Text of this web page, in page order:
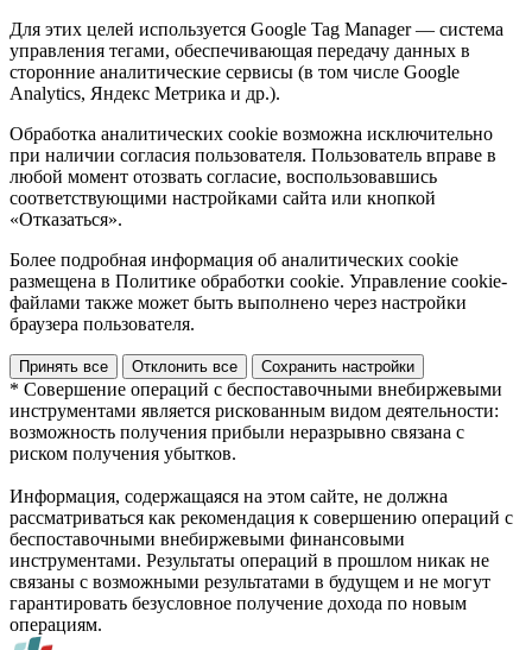
Для этих целей используется Google Tag Manager — система
управления тегами, обеспечивающая передачу данных в
сторонние аналитические сервисы (в том числе Google
Analytics, Яндекс Метрика и др.).
Обработка аналитических cookie возможна исключительно
при наличии согласия пользователя. Пользователь вправе в
любой момент отозвать согласие, воспользовавшись
соответствующими настройками сайта или кнопкой
«Отказаться».
Более подробная информация об аналитических cookie
размещена в Политике обработки cookie. Управление cookie-
файлами также может быть выполнено через настройки
браузера пользователя.
Принять все Отклонить все Сохранить настройки
* Совершение операций с беспоставочными внебиржевыми
инструментами является рискованным видом деятельности:
возможность получения прибыли неразрывно связана с
риском получения убытков.
Информация, содержащаяся на этом сайте, не должна
рассматриваться как рекомендация к совершению операций с
беспоставочными внебиржевыми финансовыми
инструментами. Результаты операций в прошлом никак не
связаны с возможными результатами в будущем и не могут
гарантировать безусловное получение дохода по новым
операциям.